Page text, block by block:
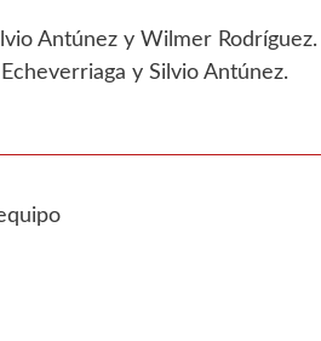
Antúnez y Wilmer Rodríguez.
y Silvio Antúnez.